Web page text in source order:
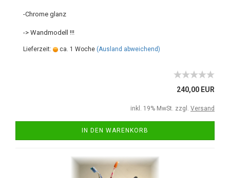
-Chrome glanz
-> Wandmodell !!!
Lieferzeit: ca. 1 Woche (Ausland abweichend)
240,00 EUR
inkl. 19% MwSt. zzgl. Versand
IN DEN WARENKORB